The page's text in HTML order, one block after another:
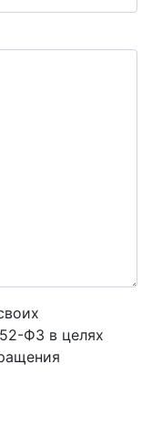
ФЗ в целях